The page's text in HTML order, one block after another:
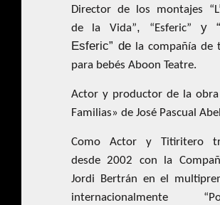
Director de los montajes
de la Vida”, “Esferic” y
Esferic” de la compañía de
para bebés Aboon Teatre.
Actor y productor de la obra
Familias» de José Pascual
Como Actor y Titiritero
desde 2002 con la
Jordi Bertrán en el
internacionalmente